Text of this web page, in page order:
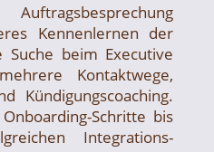
Kennen­lernen der
Suche beim Executive
Kontakt­wege,
Kündigungs­coaching.
Schritte bis
Integrations­